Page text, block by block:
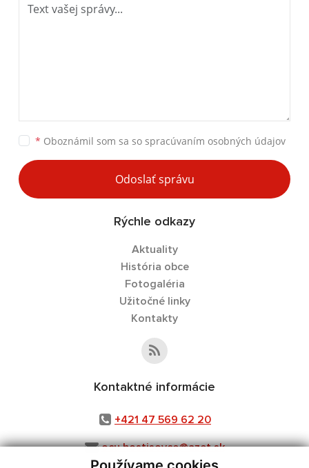
* Oboznámil som sa so spracúvaním osobných údajov
Odoslať správu
Rýchle odkazy
Aktuality
História obce
Fotogaléria
Užitočné linky
Kontakty
Kontaktné informácie
+421 47 569 62 20
ocu.hostisovce@azet.sk